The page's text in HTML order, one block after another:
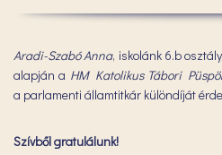
Aradi-Szabó Anna, iskolánk 6.b
alapján a HM Katolikus Tábori
a parlamenti államtitkár különdíját
Szívből gratulálunk!